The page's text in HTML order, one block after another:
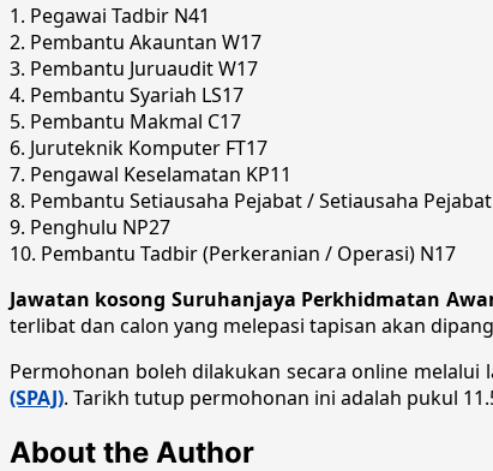
1. Pegawai Tadbir N41
2. Pembantu Akauntan W17
3. Pembantu Juruaudit W17
4. Pembantu Syariah LS17
5. Pembantu Makmal C17
6. Juruteknik Komputer FT17
7. Pengawal Keselamatan KP11
8. Pembantu Setiausaha Pejabat / Setiausaha
9. Penghulu NP27
10. Pembantu Tadbir (Perkeranian / Operasi) N17
Jawatan kosong Suruhanjaya Perkhidmatan
terlibat dan calon yang melepasi tapisan akan
Permohonan boleh dilakukan secara online melalui
(SPAJ). Tarikh tutup permohonan ini adalah pukul
About the Author